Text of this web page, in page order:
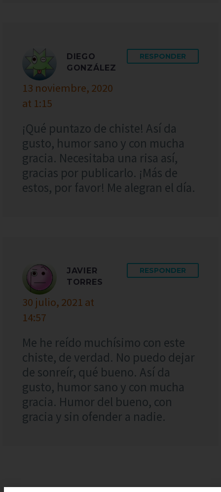
DIEGO
GONZÁLEZ
13 noviembre, 2020
at 1:15
RESPONDER
¡Qué puntazo de chiste! Así da
gusto, humor sano y con mucha
gracia. Necesitaba una risa así,
gracias por publicarlo. ¡Más de
estos, por favor! Me alegran el día.
JAVIER
TORRES
30 julio, 2021 at
14:57
RESPONDER
Me he reído muchísimo con este
chiste, de verdad. No puedo dejar
de sonreír, qué bueno. Así da
gusto, humor sano y con mucha
gracia. Humor del bueno, con
gracia y sin ofender a nadie.